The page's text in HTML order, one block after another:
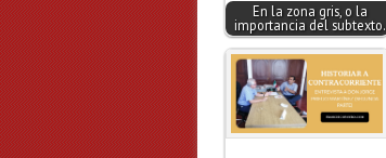
En la zona gris, o la
importancia del subtexto.